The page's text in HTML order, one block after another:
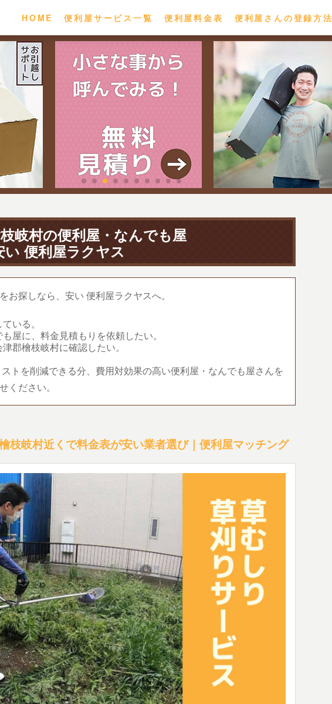
HOME 便利屋サービス一覧 便利屋料金表 便利屋さんの登録方法
岐村の便利屋・なんでも屋
い 便利屋ラクヤス
探しなら、安い 便利屋ラクヤスへ。
いる。
屋に、料金見積もりを依頼したい。
郡檜枝岐村に確認したい。
トを削減できる分、費用対効果の高い便利屋・なんでも屋さんを
ください。
枝岐村近くで料金表が安い業者選び｜便利屋マッチング